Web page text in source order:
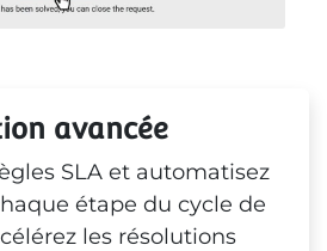
avancée
SLA et automatisez
étape du cycle de
les résolutions